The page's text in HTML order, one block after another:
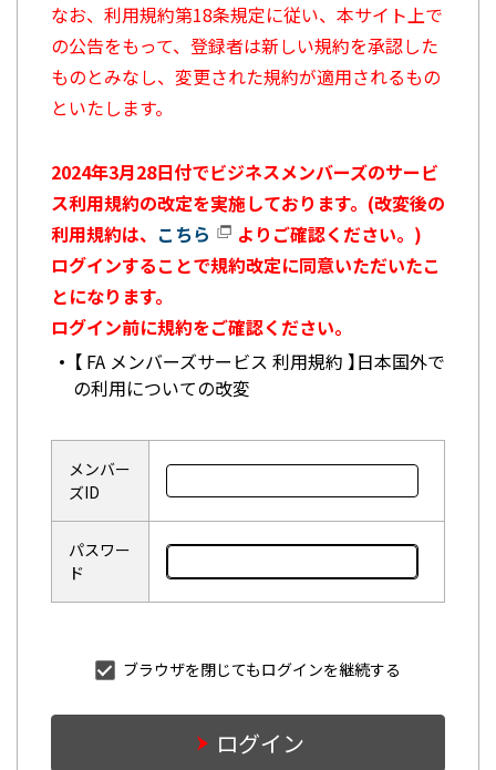
なお、利用規約第18条規定に従い、本サイト上で
の公告をもって、登録者は新しい規約を承認した
ものとみなし、変更された規約が適用されるもの
といたします。
2024年3月28日付でビジネスメンバーズのサービ
ス利用規約の改定を実施しております。(改変後の
利用規約は、 こちら
よりご確認ください。)
ログインすることで規約改定に同意いただいたこ
とになります。
ログイン前に規約をご確認ください。
【 FA メンバーズサービス 利用規約 】日本国外で
の利用についての改変
メンバー
ズID
パスワー
ド
ブラウザを閉じてもログインを継続する
ログイン